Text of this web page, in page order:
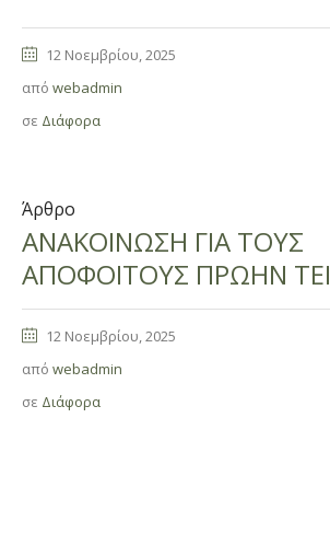
12 Νοεμβρίου, 2025
από webadmin
σε Διάφορα
Άρθρο
ΑΝΑΚΟΙΝΩΣΗ ΓΙΑ ΤΟΥΣ
ΑΠΟΦΟΙΤΟΥΣ ΠΡΩΗΝ ΤΕΙ
12 Νοεμβρίου, 2025
από webadmin
σε Διάφορα